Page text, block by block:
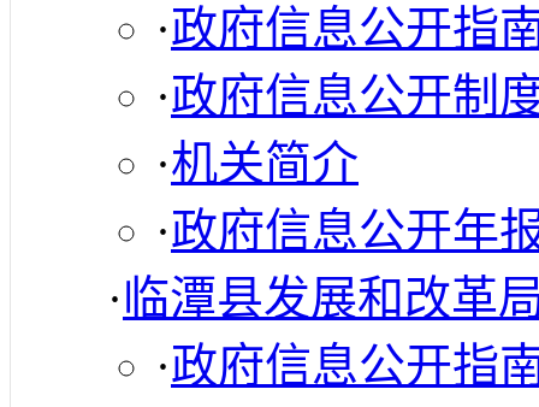
·政府信息公开指
·政府信息公开制
·机关简介
·政府信息公开年
·临潭县发展和改革
·政府信息公开指